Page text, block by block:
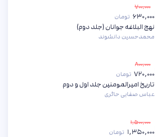
۷۰۰,۰۰۰
۶۳۰,۰۰۰ تومان
نهج البلاغه جوانان (جلد دوم)
محمدحسین دانشوند
۸۰۰,۰۰۰
۷۲۰,۰۰۰ تومان
تاریخ امیرالمومنین جلد اول و دوم
عباس صفایی حائری
۱,۵۰۰,۰۰۰
۱,۳۵۰,۰۰۰ تومان